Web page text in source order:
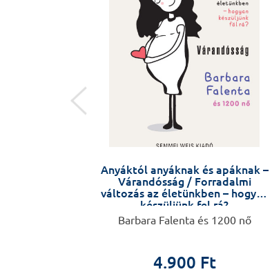
Anyáktól anyáknak és apáknak –
Várandósság / Forradalmi
változás az életünkben – hogyan
készüljünk fel rá?
Barbara Falenta és 1200 nő
4.900 Ft